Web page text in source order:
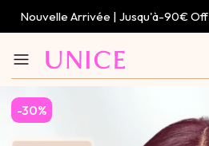
Nouvelle Arrivée | Jusqu'à-90€ Off
-30%